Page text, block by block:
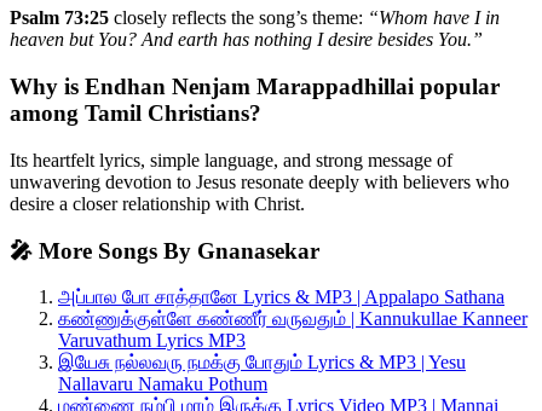
Psalm 73:25 closely reflects the song’s theme: “Whom have I in
heaven but You? And earth has nothing I desire besides You.”
Why is Endhan Nenjam Marappadhillai popular
among Tamil Christians?
Its heartfelt lyrics, simple language, and strong message of
unwavering devotion to Jesus resonate deeply with believers who
desire a closer relationship with Christ.
🎤 More Songs By Gnanasekar
அப்பால போ சாத்தானே Lyrics & MP3 | Appalapo Sathana
கண்ணுக்குள்ளே கண்ணீர் வருவதும் | Kannukullae Kanneer
Varuvathum Lyrics MP3
இயேசு நல்லவரு நமக்கு போதும் Lyrics & MP3 | Yesu
Nallavaru Namaku Pothum
மண்ணை நம்பி மரம் இருக்கு Lyrics Video MP3 | Mannai